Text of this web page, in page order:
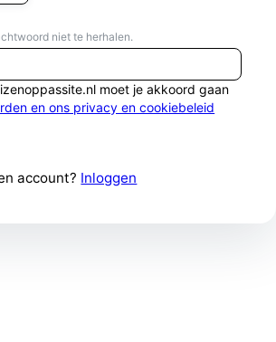
niet te herhalen.
moet je akkoord gaan
en ons privacy en cookiebeleid
account? Inloggen